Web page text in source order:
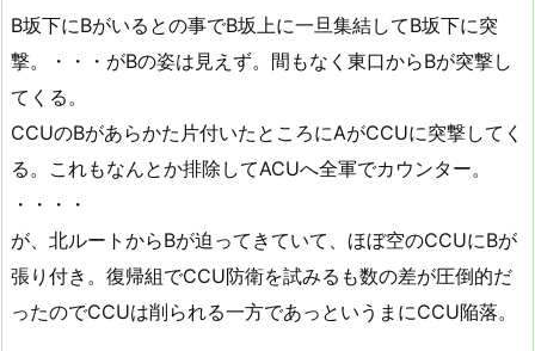
B坂下にBがいるとの事でB坂上に一旦集結してB坂下に突
撃。・・・がBの姿は見えず。間もなく東口からBが突撃し
てくる。
CCUのBがあらかた片付いたところにAがCCUに突撃してく
る。これもなんとか排除してACUへ全軍でカウンター。
・・・・
が、北ルートからBが迫ってきていて、ほぼ空のCCUにBが
張り付き。復帰組でCCU防衛を試みるも数の差が圧倒的だ
ったのでCCUは削られる一方であっというまにCCU陥落。